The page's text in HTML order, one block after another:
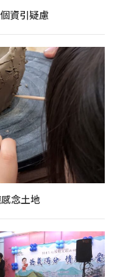
資引疑慮
念土地